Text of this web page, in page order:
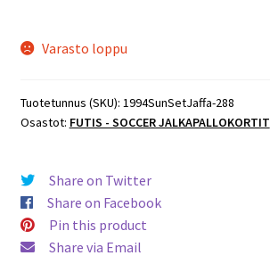
Varasto loppu
Tuotetunnus (SKU): 1994SunSetJaffa-288
Osastot: FUTIS - SOCCER JALKAPALLOKORTIT
Share on Twitter
Share on Facebook
Pin this product
Share via Email